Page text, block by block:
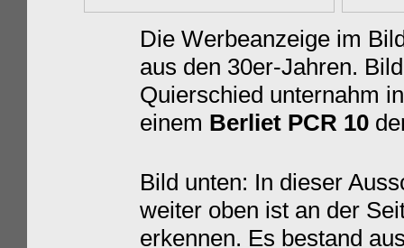
Die Werbeanzeige im
aus den 30er-Jahren.
Quierschied unternahm
einem Berliet PCR 10
Bild unten: In dieser
weiter oben ist an der
erkennen. Es bestand